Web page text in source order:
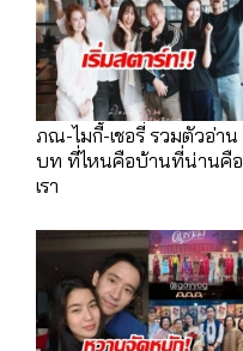
ภณ-ไมกี้-เชอรี่ รวมตัวอ่าน
บท ที่ไหนคือบ้านที่น่านคือ
เรา